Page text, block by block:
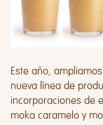
Este año,
nueva línea de
incorporaciones de
moka caramelo y